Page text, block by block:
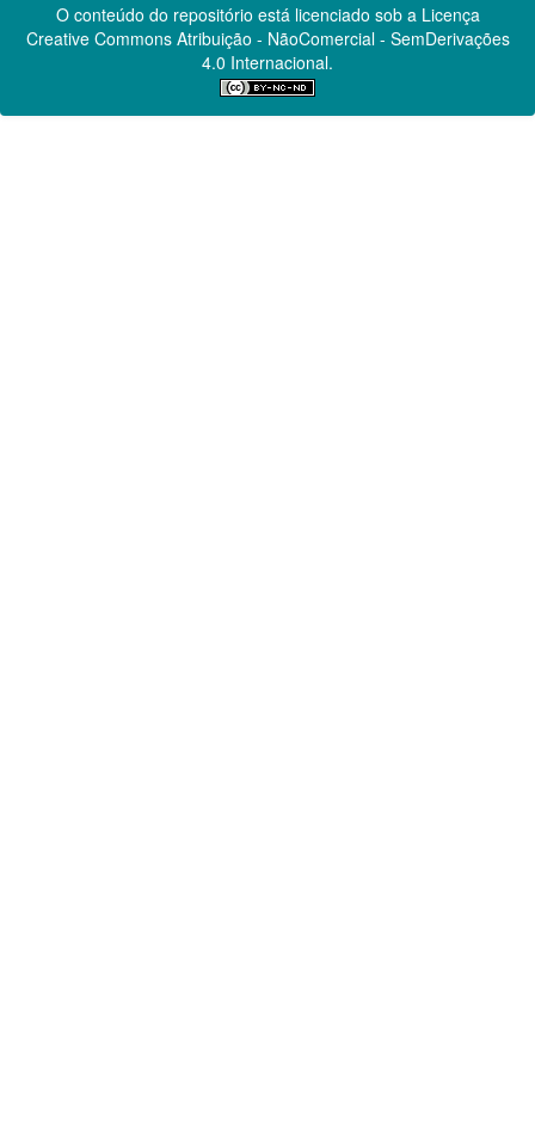
O conteúdo do repositório está licenciado sob a Licença
Creative CommonsAtribuição - NãoComercial - SemDerivações
4.0 Internacional.